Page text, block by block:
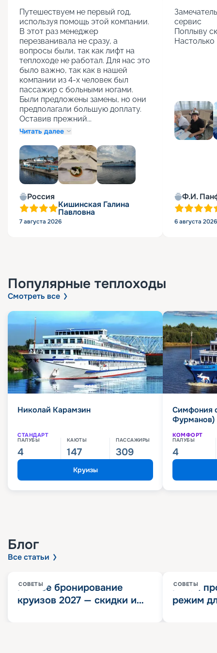
Путешествуем не первый год,
используя помощь этой компании.
В этот раз менеджер
перезванивала не сразу, а
вопросы были, так как лифт на
теплоходе не работал. Для нас это
было важно, так как в нашей
компании из 4-х человек был
пассажир с больными ногами.
Были предложены замены, но они
предполагали большую доплату.
Оставив прежний...
Читать далее
Россия
Кишинская Галина
Павловна
7 августа 2026
сервис
Поплыву
Ф.И.
6 августа 2026
Популярные теплоходы
Смотреть все
Николай Карамзин
СТАНДАРТ
ПАЛУБЫ
4
КАЮТЫ
147
ПАССАЖИРЫ
309
Круизы
Симфония
Фурманов)
КОМФОРТ
ПАЛУБЫ
4
Блог
Все статьи
СОВЕТЫ
Раннее бронирование
круизов 2027 — скидки и
СОВЕТЫ
Китай
режим